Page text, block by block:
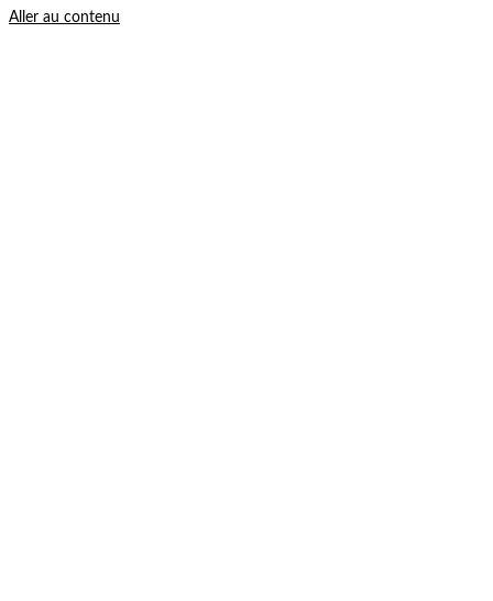
Aller au contenu